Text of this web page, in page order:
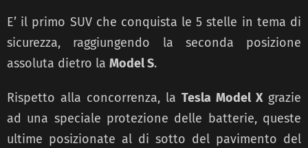
E’ il primo SUV che conquista le 5 stelle in tema di
sicurezza, raggiungendo la seconda posizione
assoluta dietro la Model S.
Rispetto alla concorrenza, la Tesla Model Xgrazie
ad una speciale protezione delle batterie, queste
ultime posizionate al di sotto del pavimento del